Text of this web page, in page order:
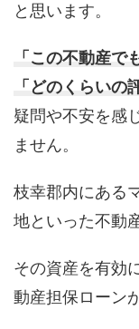
と思います。
「この不動産で
「どのくらいの
疑問や不安を感
ません。
枝幸郡内にある
地といった不動
その資産を有効
動産担保ローン